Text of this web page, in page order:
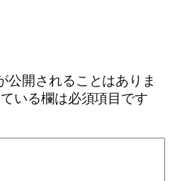
公開されることはありま
いる欄は必須項目です